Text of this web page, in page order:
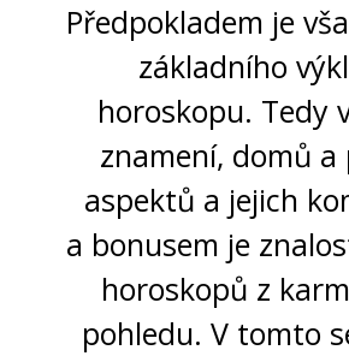
Předpokladem je
základního
horoskopu. Tedy
znamení, domů a
aspektů a jejich
a bonusem je
horoskopů z
pohledu. V tomto